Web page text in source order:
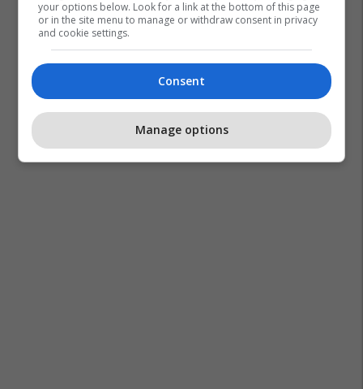
your options below. Look for a link at the bottom of this page
or in the site menu to manage or withdraw consent in privacy
and cookie settings.
Consent
Manage options